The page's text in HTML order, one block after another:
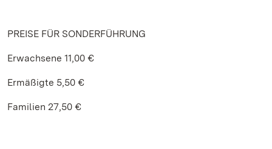
PREISE FÜR SONDERFÜHRUNG
Erwachsene 11,00 €
Ermäßigte 5,50 €
Familien 27,50 €